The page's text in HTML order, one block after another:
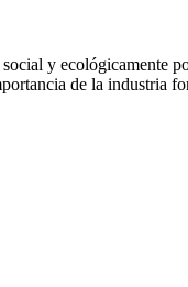
y ecológicamente
de la industria